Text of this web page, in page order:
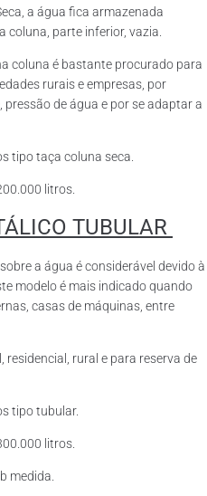
a água fica armazenada
coluna, parte inferior, vazia.
coluna é bastante procurado para
rurais e empresas, por
de água e por se adaptar a
tipo taça coluna seca.
litros.
TUBULAR
a água é considerável devido à
modelo é mais indicado quando
casas de máquinas, entre
rural e para reserva de
tipo tubular.
litros.
medida.